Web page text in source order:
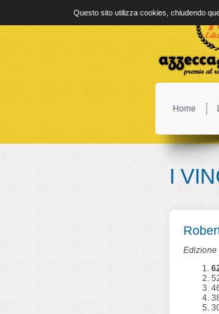
Home
I
Edizione
Questo sito utilizza cookies, chiudendo